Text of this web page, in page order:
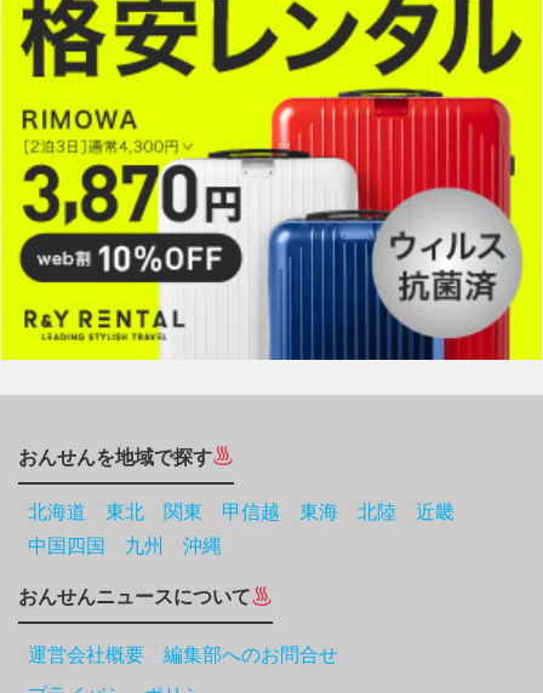
おんせんを地域で探す
北海道 東北 関東 甲信越 東海 北陸
近畿
中国四国
九州 沖縄
おんせんニュースについて
運営会社概要 編集部へのお問合せ